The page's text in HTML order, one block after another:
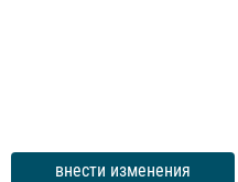
внести изменения